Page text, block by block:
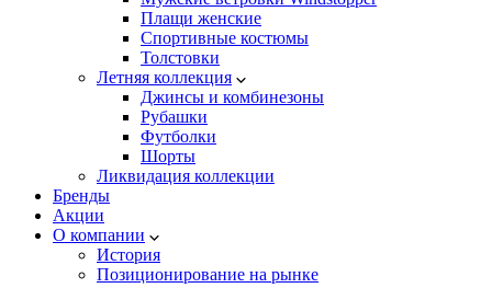
Плащи женские
Спортивные костюмы
Толстовки
Летняя коллекция
Джинсы и комбинезоны
Рубашки
Футболки
Шорты
Ликвидация коллекции
Бренды
Акции
О компании
История
Позиционирование на рынке